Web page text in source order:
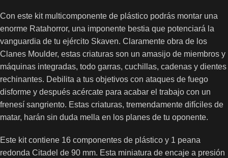
Con este kit multicomponente de plástico podrás montar una
enorme Ratahorror, una imponente bestia que potenciará la
vanguardia de tu ejército Skaven. Claramente obra de los
Clanes Moulder, estas criaturas son un amasijo de miembros y
máquinas integradas, todo garras, cuchillas, cadenas y dientes
rechinantes. Debilita a tus objetivos con ataques de fuego
disforme y después acércate para acabar el trabajo con un
frenesí sangriento. Estas criaturas, tremendamente difíciles de
matar, harán sin duda mella en los planes de tu oponente.
Este kit contiene 16 componentes de plástico y 1 peana
redonda Citadel de 90 mm. Esta miniatura de encaje a presión